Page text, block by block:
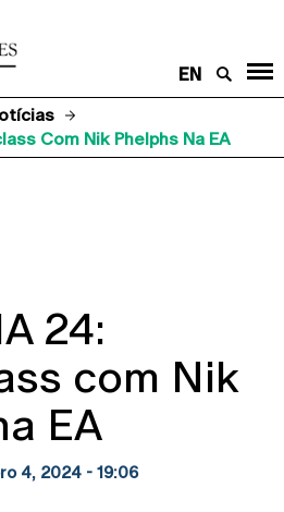
EN
Com Nik Phelphs Na EA
24:
com Nik
EA
4, 2024 - 19:06